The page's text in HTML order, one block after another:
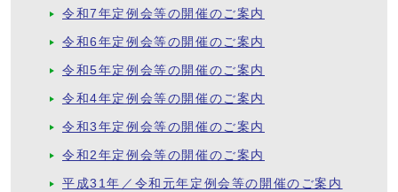
令和7年定例会等の開催のご案内
令和6年定例会等の開催のご案内
令和5年定例会等の開催のご案内
令和4年定例会等の開催のご案内
令和3年定例会等の開催のご案内
令和2年定例会等の開催のご案内
平成31年／令和元年定例会等の開催のご案内